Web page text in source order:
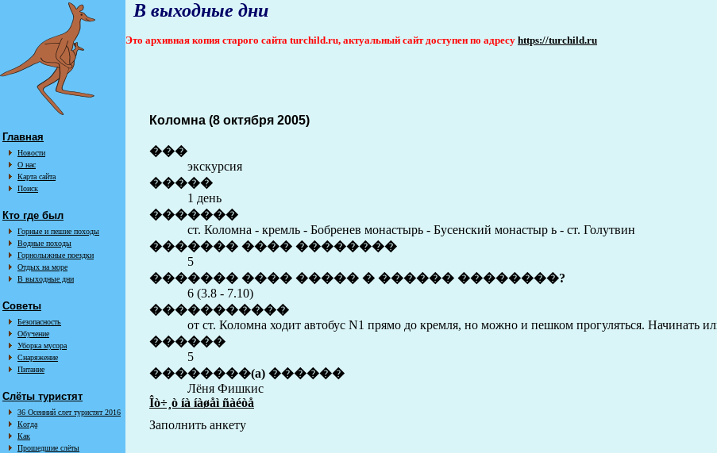
Главная
Новости
О нас
Карта сайта
Поиск
Кто где был
Горные и пешие походы
Водные походы
Горнолыжные поездки
Отдых на море
В выходные дни
Советы
Безопасность
Обучение
Уборка мусора
Снаряжение
Питание
Слёты туристят
36 Осенний слет туристят 2016
Когда
Как
Прошедшие слёты
В выходные дни
Это архивная копия старого сайта turchild.ru, актуальный сайт доступен по адресу https://turchild.ru
Коломна (8 октября 2005)
���
экскурсия
�����
1 день
�������
ст. Коломна - кремль - Бобренев монастырь - Бусенский монастыр ь - ст. Голутвин
������� ���� ��������
5
������� ���� ����� � ������ ��������?
6 (3.8 - 7.10)
�����������
от ст. Коломна ходит автобус N1 прямо до кремля, но можно и пешком прогуляться. Начинать
������
5
��������(a) ������
Лёня Фишкис
Îò÷¸ò íà íàøåì ñàéòå
Заполнить анкету